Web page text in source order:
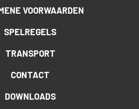
VOORWAARDEN
SPELREGELS
TRANSPORT
CONTACT
DOWNLOADS